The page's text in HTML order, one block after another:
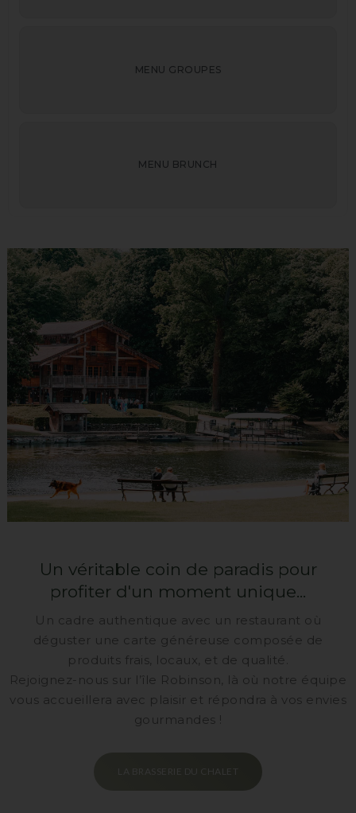
MENU GROUPES
MENU BRUNCH
Un véritable coin de paradis pour
profiter d'un moment unique...
Un cadre authentique avec un restaurant où
déguster une carte généreuse composée de
produits frais, locaux, et de qualité.
Rejoignez-nous sur l’île Robinson, là où notre équipe
vous accueillera avec plaisir et répondra à vos envies
gourmandes !
LA BRASSERIE DU CHALET